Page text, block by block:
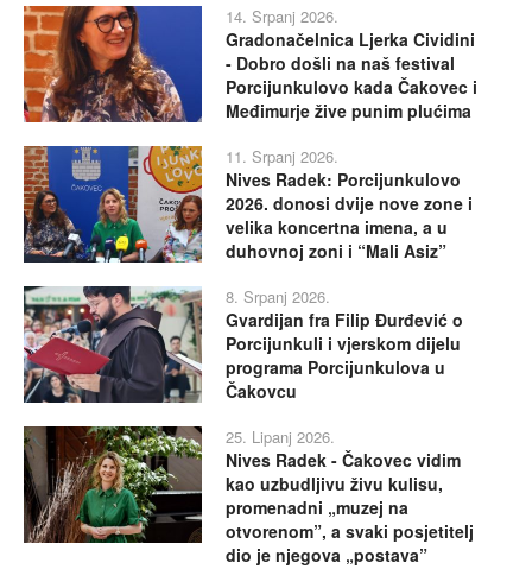
14. Srpanj 2026.
Gradonačelnica Ljerka Cividini
- Dobro došli na naš festival
Porcijunkulovo kada Čakovec i
Međimurje žive punim plućima
11. Srpanj 2026.
Nives Radek: Porcijunkulovo
2026. donosi dvije nove zone i
velika koncertna imena, a u
duhovnoj zoni i “Mali Asiz”
8. Srpanj 2026.
Gvardijan fra Filip Đurđević o
Porcijunkuli i vjerskom dijelu
programa Porcijunkulova u
Čakovcu
25. Lipanj 2026.
Nives Radek - Čakovec vidim
kao uzbudljivu živu kulisu,
promenadni „muzej na
otvorenom”, a svaki posjetitelj
dio je njegova „postava”